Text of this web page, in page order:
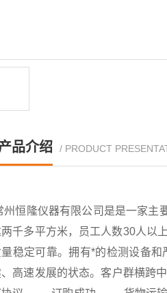
品介绍 / PRODUCT
州恒隆仪器有限公司是是一家主
千多平方米，员工人数30人以
量稳定可靠。拥有*的检测设备
高速发展的状态。客户群横跨